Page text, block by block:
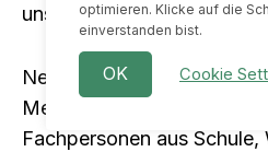
unseres «grossen
Neben spannenden
Mentorings gab es
Fachpersonen aus
optimieren. Klicke auf die
einverstanden bist.
OK Cookie